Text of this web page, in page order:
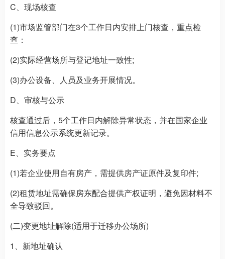
C、现场核查
(1)市场监管部门在3个工作日内安排上门核查，重点检
查：
(2)实际经营场所与登记地址一致性;
(3)办公设备、人员及业务开展情况。
D、审核与公示
核查通过后，5个工作日内解除异常状态，并在国家企业
信用信息公示系统更新记录。
E、实务要点
(1)若企业使用自有房产，需提供房产证原件及复印件;
(2)租赁地址需确保房东配合提供产权证明，避免因材料不
全导致驳回。
(二)变更地址解除(适用于迁移办公场所)
1、新地址确认